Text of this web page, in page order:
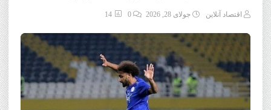
اقتصاد آنلاین جولای 28, 2026 0
14